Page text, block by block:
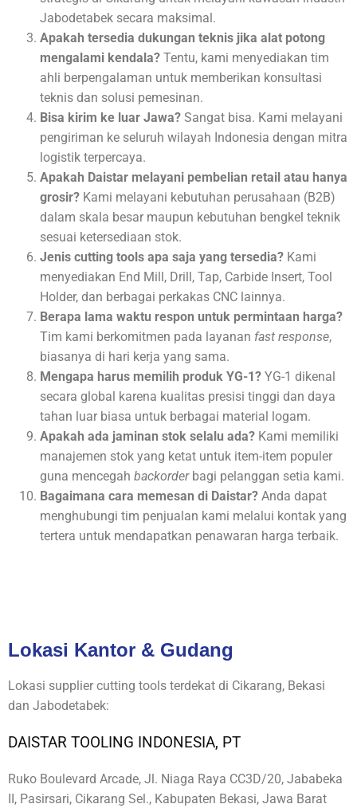
Jabodetabek secara maksimal.
Apakah tersedia dukungan teknis jika alat potong
mengalami kendala? Tentu, kami menyediakan tim
ahli berpengalaman untuk memberikan konsultasi
teknis dan solusi pemesinan.
Bisa kirim ke luar Jawa? Sangat bisa. Kami melayani
pengiriman ke seluruh wilayah Indonesia dengan mitra
logistik terpercaya.
Apakah Daistar melayani pembelian retail atau hanya
grosir? Kami melayani kebutuhan perusahaan (B2B)
dalam skala besar maupun kebutuhan bengkel teknik
sesuai ketersediaan stok.
Jenis cutting tools apa saja yang tersedia? Kami
menyediakan End Mill, Drill, Tap, Carbide Insert, Tool
Holder, dan berbagai perkakas CNC lainnya.
Berapa lama waktu respon untuk permintaan harga?
Tim kami berkomitmen pada layanan fast response,
biasanya di hari kerja yang sama.
Mengapa harus memilih produk YG-1? YG-1 dikenal
secara global karena kualitas presisi tinggi dan daya
tahan luar biasa untuk berbagai material logam.
Apakah ada jaminan stok selalu ada? Kami memiliki
manajemen stok yang ketat untuk item-item populer
guna mencegah backorderbagi pelanggan setia kami.
Bagaimana cara memesan di Daistar? Anda dapat
menghubungi tim penjualan kami melalui kontak yang
tertera untuk mendapatkan penawaran harga terbaik.
Lokasi Kantor & Gudang
Lokasi supplier cutting tools terdekat di Cikarang, Bekasi
dan Jabodetabek:
DAISTAR TOOLING INDONESIA, PT
Ruko Boulevard Arcade, Jl. Niaga Raya CC3D/20, Jababeka
II, Pasirsari, Cikarang Sel., Kabupaten Bekasi, Jawa Barat